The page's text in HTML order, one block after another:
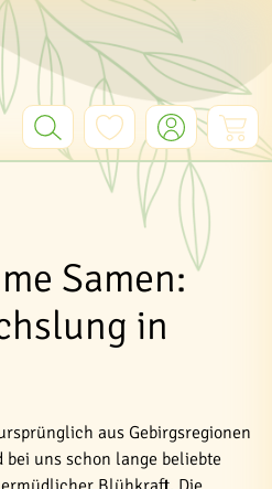
Samen:
in
aus Gebirgsregionen
uns schon lange beliebte